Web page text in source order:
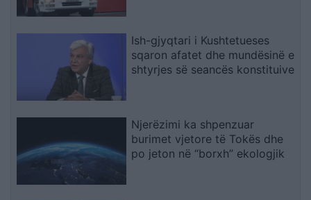
Ish-gjyqtari i Kushtetueses
sqaron afatet dhe mundësinë e
shtyrjes së seancës konstituive
Njerëzimi ka shpenzuar
burimet vjetore të Tokës dhe
po jeton në “borxh” ekologjik